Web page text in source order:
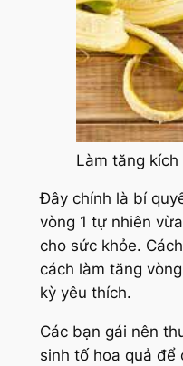
Làm tăng
Đây chính là bí
vòng 1 tự nhiên
cho sức khỏe.
cách làm tăng
kỳ yêu thích.
Các bạn gái nên
sinh tố hoa quả để